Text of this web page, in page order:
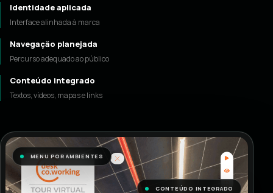
Identidade aplicada
Interface alinhada à marca
Navegação planejada
Percurso adequado ao público
Conteúdo integrado
Textos, vídeos, mapas e links
MENU POR AMBIENTES
CONTEÚDO INTEGRADO